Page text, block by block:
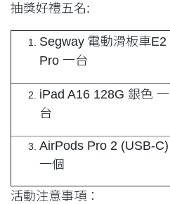
抽獎好禮五名:
Segway 電動滑板車E2
Pro 一台
iPad A16 128G 銀色 一
台
AirPods Pro 2 (USB-C)
一個
活動注意事項：